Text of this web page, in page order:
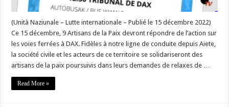
(Unità Naziunale – Lutte internationale – Publié le 15 décembre 2022)
Ce 15 décembre, 9 Artisans de la Paix devront répondre de l’action sur
les voies ferrées à DAX. Fidèles à notre ligne de conduite depuis Aiete,
la société civile et les acteurs de ce territoire se solidariseront des
artisans de la paix poursuivis dans leurs demandes de relaxes de …
Read More »